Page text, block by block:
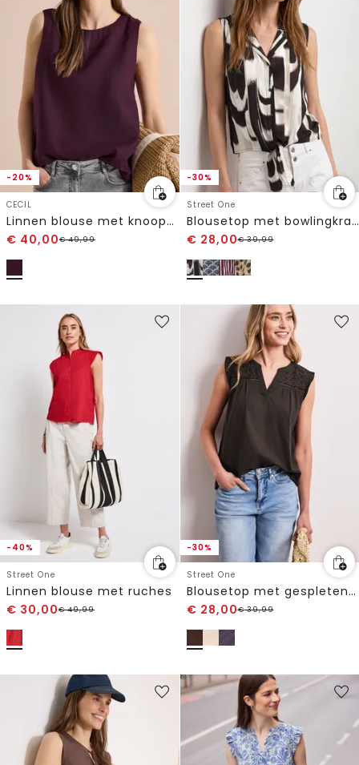
-20%
CECIL
Linnen blouse met knoopdetails
€ 40,00€49,99
-30%
Street One
Blousetop met bowlingkraag en knoop
€ 28,00€39,99
-40%
Street One
Linnen blouse met ruches
€ 30,00€49,99
-30%
Street One
Blousetop met gespleten hals en shiffley-details
€ 28,00€39,99